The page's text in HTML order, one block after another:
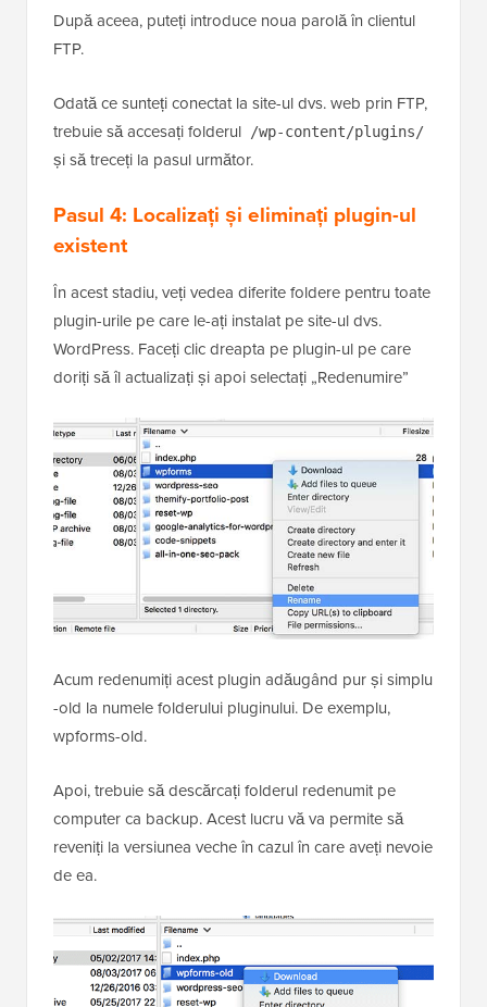
După aceea, puteți introduce noua parolă în clientul
FTP.
Odată ce sunteți conectat la site-ul dvs. web prin FTP,
trebuie să accesați folderul
/wp-content/plugins/
și să treceți la pasul următor.
Pasul 4: Localizați și eliminați plugin-ul
existent
În acest stadiu, veți vedea diferite foldere pentru toate
plugin-urile pe care le-ați instalat pe site-ul dvs.
WordPress. Faceți clic dreapta pe plugin-ul pe care
doriți să îl actualizați și apoi selectați „Redenumire”
Acum redenumiți acest plugin adăugând pur și simplu
-old la numele folderului pluginului. De exemplu,
wpforms-old.
Apoi, trebuie să descărcați folderul redenumit pe
computer ca backup. Acest lucru vă va permite să
reveniți la versiunea veche în cazul în care aveți nevoie
de ea.